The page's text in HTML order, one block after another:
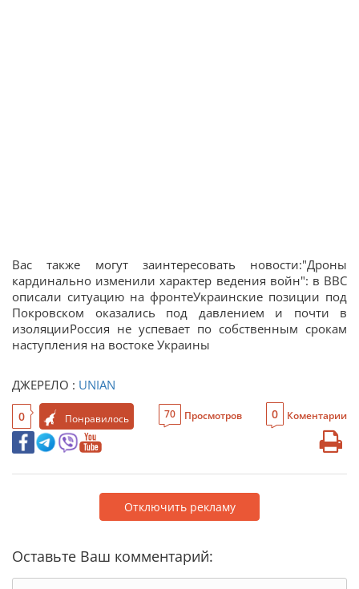
Вас также могут заинтересовать новости:"Дроны
кардинально изменили характер ведения войн": в BBC
описали ситуацию на фронтеУкраинские позиции под
Покровском оказались под давлением и почти в
изоляцииРоссия не успевает по собственным срокам
наступления на востоке Украины
ДЖЕРЕЛО : UNIAN
0 Понравилось 70 Просмотров 0 Коментарии
Отключить рекламу
Оставьте Ваш комментарий: